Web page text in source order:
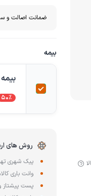
بیمه
بیمه 12 ماهه جبران خسارت
50%
روش های
پیک شهری
وانت باری
پست پیشتاز